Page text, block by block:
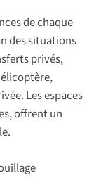
de chaque
des situations
privés,
Les espaces
offrent un